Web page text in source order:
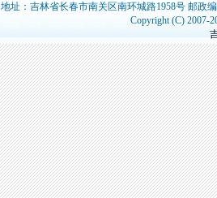
地址：吉林省长春市南关区南环城路1958号 邮政
Copyright (C) 2007-